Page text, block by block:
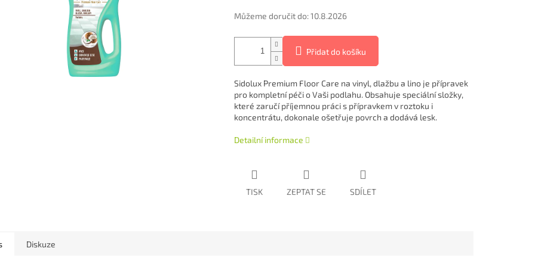
Můžeme doručit do: 10.8.2026
Přidat do košíku
Sidolux Premium Floor Care na vinyl, dlažbu a lino je přípravek
pro kompletní péči o Vaši podlahu. Obsahuje speciální složky,
které zaručí příjemnou práci s přípravkem v roztoku i
koncentrátu, dokonale ošetřuje povrch a dodává lesk.
Detailní informace
TISK ZEPTAT SE SDÍLET
Diskuze